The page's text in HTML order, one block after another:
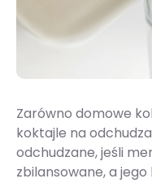
Zarówno domowe
koktajle na
odchudzane, jeśli
zbilansowane, a